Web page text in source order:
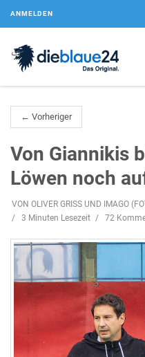
ANMELDEN
← Vorheriger
Von Giannikis
Löwen noch
VON OLIVER GRISS UND IMAGO
3 Minuten Lesezeit
72